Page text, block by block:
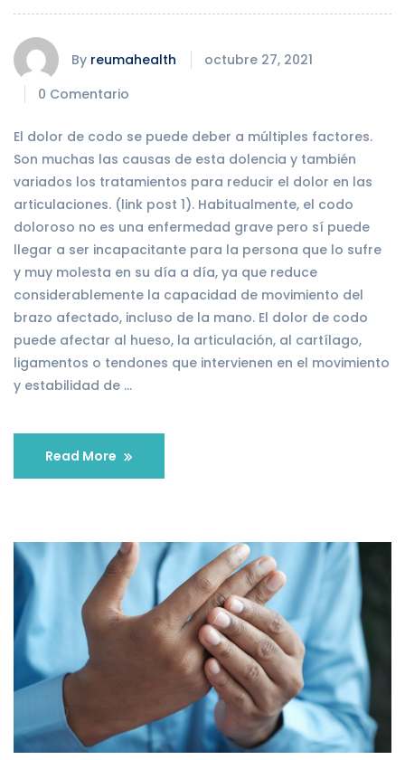
By reumahealth
octubre 27, 2021
0 Comentario
El dolor de codo se puede deber a múltiples factores.
Son muchas las causas de esta dolencia y también
variados los tratamientos para reducir el dolor en las
articulaciones. (link post 1). Habitualmente, el codo
doloroso no es una enfermedad grave pero sí puede
llegar a ser incapacitante para la persona que lo sufre
y muy molesta en su día a día, ya que reduce
considerablemente la capacidad de movimiento del
brazo afectado, incluso de la mano. El dolor de codo
puede afectar al hueso, la articulación, al cartílago,
ligamentos o tendones que intervienen en el movimiento
y estabilidad de …
Read More